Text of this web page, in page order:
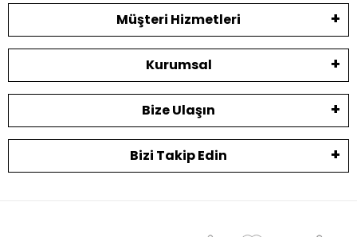
Müşteri Hizmetleri
Kurumsal
Bize Ulaşın
Bizi Takip Edin